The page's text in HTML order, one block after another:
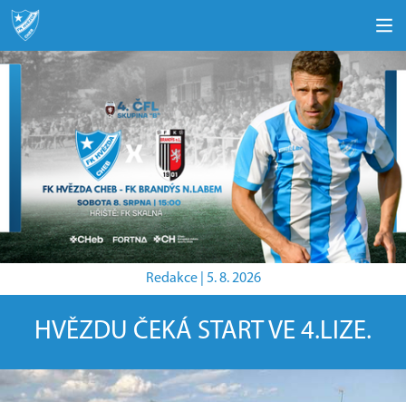
Redakce | 5. 8. 2026
HVĚZDU ČEKÁ START VE 4.LIZE.